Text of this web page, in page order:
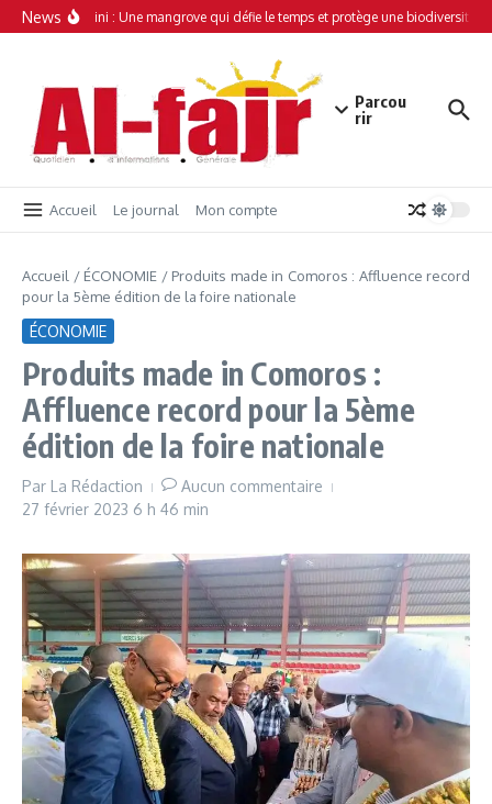
Aller au contenu
News
Simamboini : Une mangrove qui défie le temps et protège une biodiversité
Parcou
rir
Accueil Le journal Mon compte
Accueil / ÉCONOMIE / Produits made in Comoros : Affluence record
pour la 5ème édition de la foire nationale
ÉCONOMIE
Produits made in Comoros :
Affluence record pour la 5ème
édition de la foire nationale
Par La Rédaction
Aucun commentaire
27 février 2023 6 h 46 min